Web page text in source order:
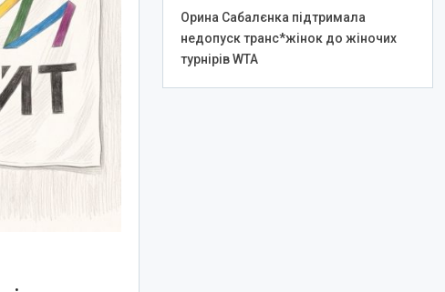
Орина Сабалєнка підтримала
недопуск транс*жінок до жіночих
турнірів WTA